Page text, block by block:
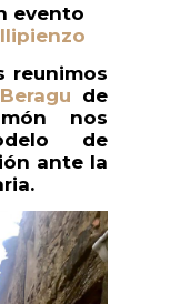
evento
reunimos
de
nos
de
ante la